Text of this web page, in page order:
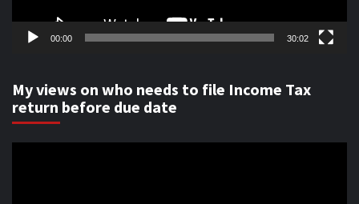
00:00 30:02
My views on who needs to file Income Tax
return before due date